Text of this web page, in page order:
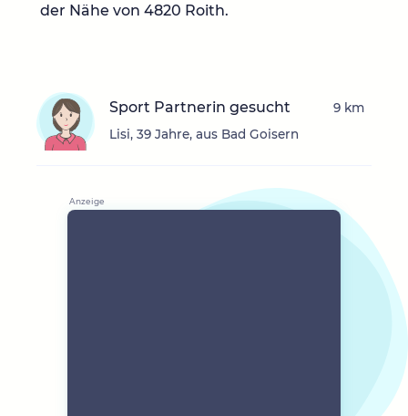
der Nähe von 4820 Roith.
Sport Partnerin gesucht
Lisi, 39 Jahre, aus Bad Goisern
9 km